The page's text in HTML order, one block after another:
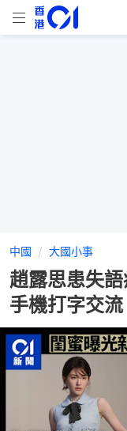
中國 大國小事
趙露思患失
手機打字交